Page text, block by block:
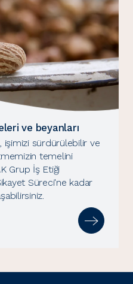
ve beyanları
işimizi sürdürülebilir ve
temelini
Grup İş Etiği
Süreci'ne kadar